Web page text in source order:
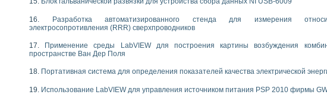
ИИС на базе оборудования NI CompactDAQ
Разработка автоматизированного стенда для измерения
электросопротивления (RRR) сверхпроводников
Применение среды LabVIEW для построения картины возбуждения
пространстве Ван Дер Поля
Портативная система для определения показателей качества электрической
Использование LabVIEW для управления источником питания PSP 2010 фирмы